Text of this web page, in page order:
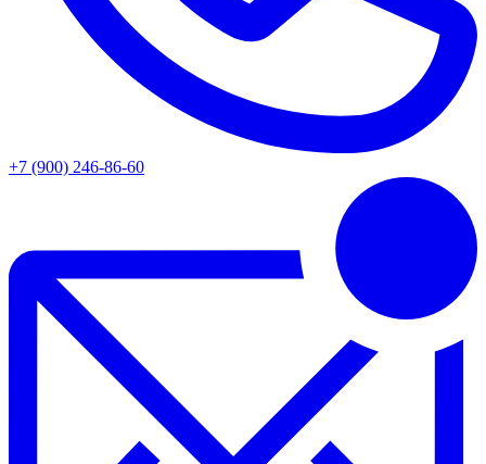
+7 (900) 246-86-60